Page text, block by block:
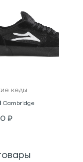
кеды
Cambridge
₽